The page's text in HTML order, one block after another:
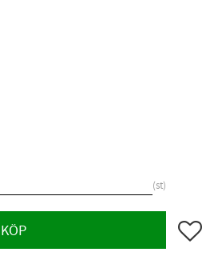
st
KÖP Lägg